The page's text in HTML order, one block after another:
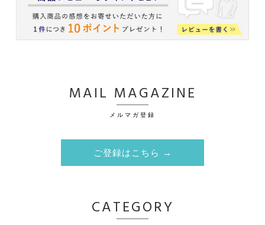
MAIL MAGAZINE
メルマガ登録
ご登録はこちら →
CATEGORY